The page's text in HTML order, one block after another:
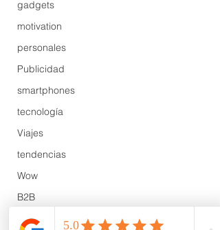
gadgets
motivation
personales
Publicidad
smartphones
tecnología
Viajes
tendencias
Wow
B2B
Showcase